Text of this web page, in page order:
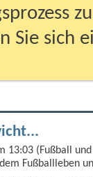
Sie sich
13:03 (Fußball
dem Fußballleben